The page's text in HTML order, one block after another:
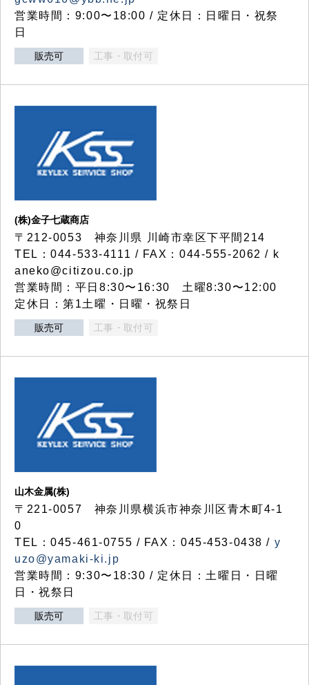
営業時間：9:00〜18:00 / 定休日：日曜日・祝祭
日
販売可 工事・取付可
(株)金子七蔵商店
〒212-0053 神奈川県 川崎市幸区下平間214
TEL：044-533-4111 / FAX：044-555-2062 / k
aneko@citizou.co.jp
営業時間：平日8:30〜16:30 土曜8:30〜12:00
定休日：第1土曜・日曜・祝祭日
販売可 工事・取付可
山木金属(株)
〒221-0057 神奈川県横浜市神奈川区青木町4-1
0
TEL：045-461-0755 / FAX：045-453-0438 / y
uzo@yamaki-ki.jp
営業時間：9:30〜18:30 / 定休日：土曜日・日曜
日・祝祭日
販売可 工事・取付可